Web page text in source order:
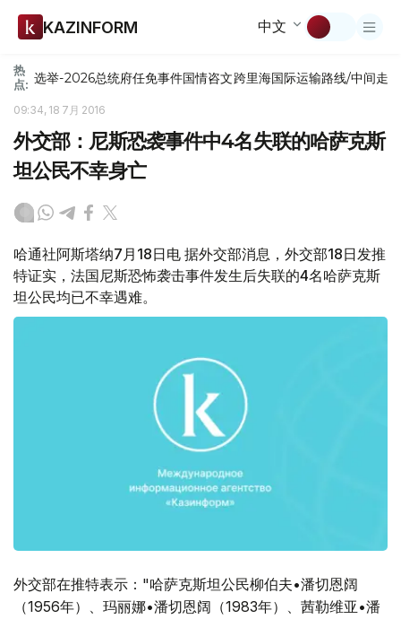
KAZINFORM 中文
热
点: 选举-2026总统府任免事件国情咨文跨里海国际运输路线/中间走廊
09:34, 18 7月 2016
外交部：尼斯恐袭事件中4名失联的哈萨克斯
坦公民不幸身亡
哈通社阿斯塔纳7月18日电 据外交部消息，外交部18日发推
特证实，法国尼斯恐怖袭击事件发生后失联的4名哈萨克斯
坦公民均已不幸遇难。
外交部在推特表示："哈萨克斯坦公民柳伯夫•潘切恩阔
（1956年）、玛丽娜•潘切恩阔（1983年）、茜勒维亚•潘